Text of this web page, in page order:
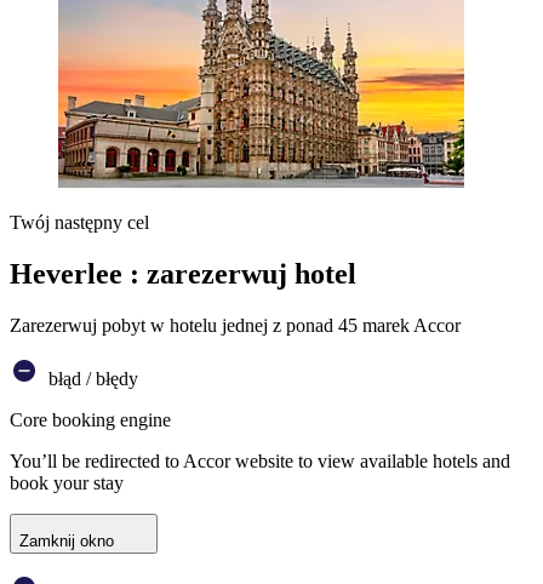
Twój następny cel
Heverlee : zarezerwuj hotel
Zarezerwuj pobyt w hotelu jednej z ponad 45 marek Accor
błąd / błędy
Core booking engine
You’ll be redirected to Accor website to view available hotels and
book your stay
Zamknij okno